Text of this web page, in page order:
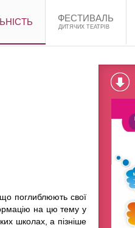
ФЕСТИВАЛЬ
ДИТЯЧИХ ТЕАТРІВ
поглиблюють свої
на цю тему у
школах, а пізніше